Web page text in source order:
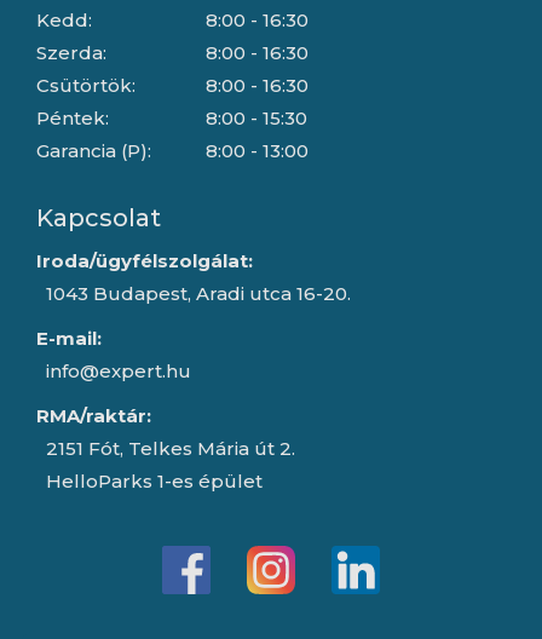
Kedd:
Szerda:
Csütörtök:
Péntek:
Garancia (P):
8:00 - 16:30
8:00 - 16:30
8:00 - 16:30
8:00 - 15:30
8:00 - 13:00
Kapcsolat
Iroda/ügyfélszolgálat:
1043 Budapest, Aradi utca 16-20.
E-mail:
info@expert.hu
RMA/raktár:
2151 Fót, Telkes Mária út 2.
HelloParks 1-es épület